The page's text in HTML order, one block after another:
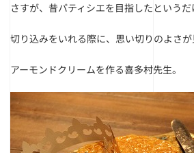
さすが、昔パティシエを目指したというだ
切り込みをいれる際に、思い切りのよさが
アーモンドクリームを作る喜多村先生。